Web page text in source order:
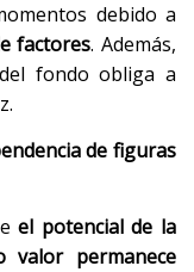
debido a
factores. Además,
fondo obliga a
de figuras
el potencial de la
valor permanece